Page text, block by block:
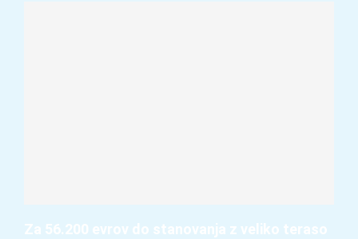
Za 56.200 evrov do stanovanja z veliko teraso